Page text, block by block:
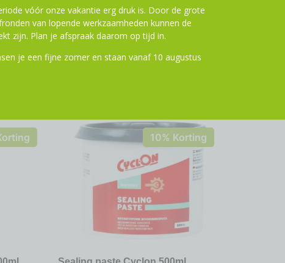
10% Korting
vóór onze vakantie erg druk is. Door de grote
van lopende werkzaamheden kunnen de
zijn. Plan je afspraak daarom op tijd in.
je een fijne zomer en staan vanaf 10 augustus